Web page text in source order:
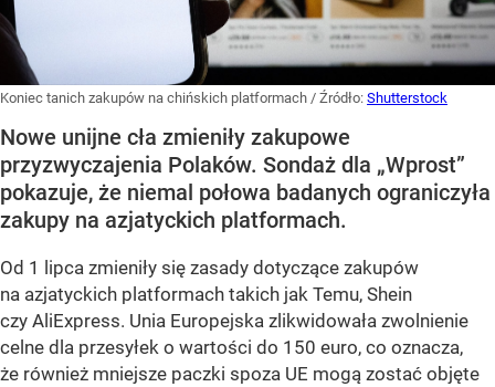
Koniec tanich zakupów na chińskich platformach / Źródło: Shutterstock
Nowe unijne cła zmieniły zakupowe
przyzwyczajenia Polaków. Sondaż dla „Wprost”
pokazuje, że niemal połowa badanych ograniczyła
zakupy na azjatyckich platformach.
Od 1 lipca zmieniły się zasady dotyczące zakupów
na azjatyckich platformach takich jak Temu, Shein
czy AliExpress. Unia Europejska zlikwidowała zwolnienie
celne dla przesyłek o wartości do 150 euro, co oznacza,
że również mniejsze paczki spoza UE mogą zostać objęte